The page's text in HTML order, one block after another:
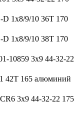
D 1x8/9/10 36T 170
D 1x8/9/10 38T 170
10859 3x9 44-32-22
1 42T 165 алюминий
3x9 44-32-22 175